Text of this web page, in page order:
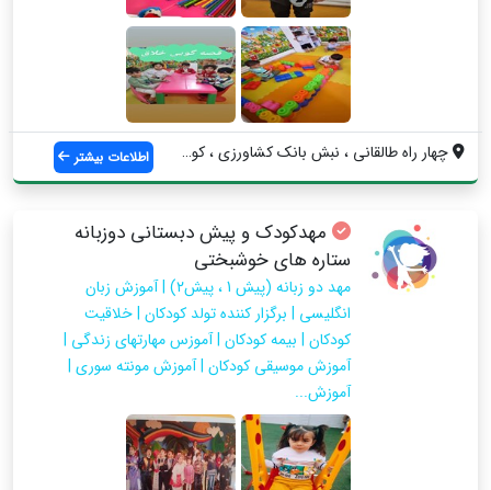
چهار راه طالقانی ، نبش بانک کشاورزی ، کو... اطلاعات بیشتر
مهدکودک و پیش دبستانی دوزبانه
ستاره های خوشبختی
مهد دو زبانه (پیش 1 ، پیش۲) | آموزش زبان
انگلیسی | برگزار کننده تولد کودکان | خلاقیت
کودکان | بیمه کودکان | آموزس مهارتهای زندگی |
آموزش موسیقی کودکان | آموزش مونته سوری |
آموزش...